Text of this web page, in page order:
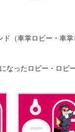
ド（車掌ロビー・車
なったロビー・ロビ